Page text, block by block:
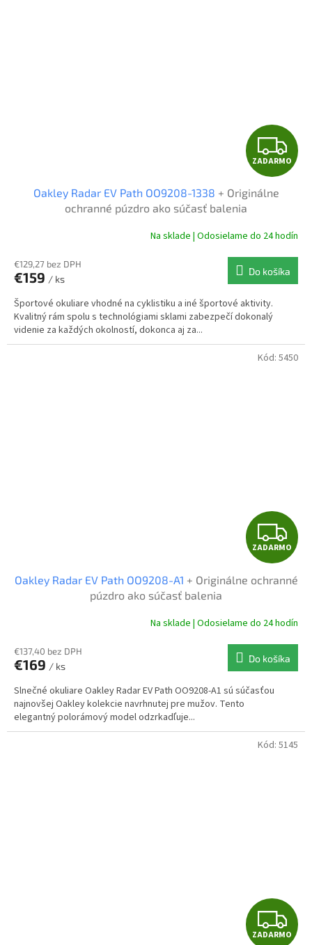
Z
A
A
R
M
ZADARMO
Oakley Radar EV Path OO9208-1338 + Originálne
ochranné púzdro ako súčasť balenia
Na sklade | Odosielame do 24 hodín
€129,27 bez DPH
€159 / ks
Do košíka
Športové okuliare vhodné na cyklistiku a iné športové aktivity.
Kvalitný rám spolu s technológiami sklami zabezpečí dokonalý
videnie za každých okolností, dokonca aj za...
Z
A
D
A
R
M
ZADARMO
Oakley Radar EV Path OO9208-A1 + Originálne ochranné
púzdro ako súčasť balenia
Na sklade | Odosielame do 24 hodín
€137,40 bez DPH
€169 / ks
Do košíka
Slnečné okuliare Oakley Radar EV Path OO9208-A1 sú súčasťou
najnovšej Oakley kolekcie navrhnutej pre mužov. Tento
elegantný polorámový model odzrkadľuje...
Kód: 5450
Z
ZADARMO
Kód: 5145